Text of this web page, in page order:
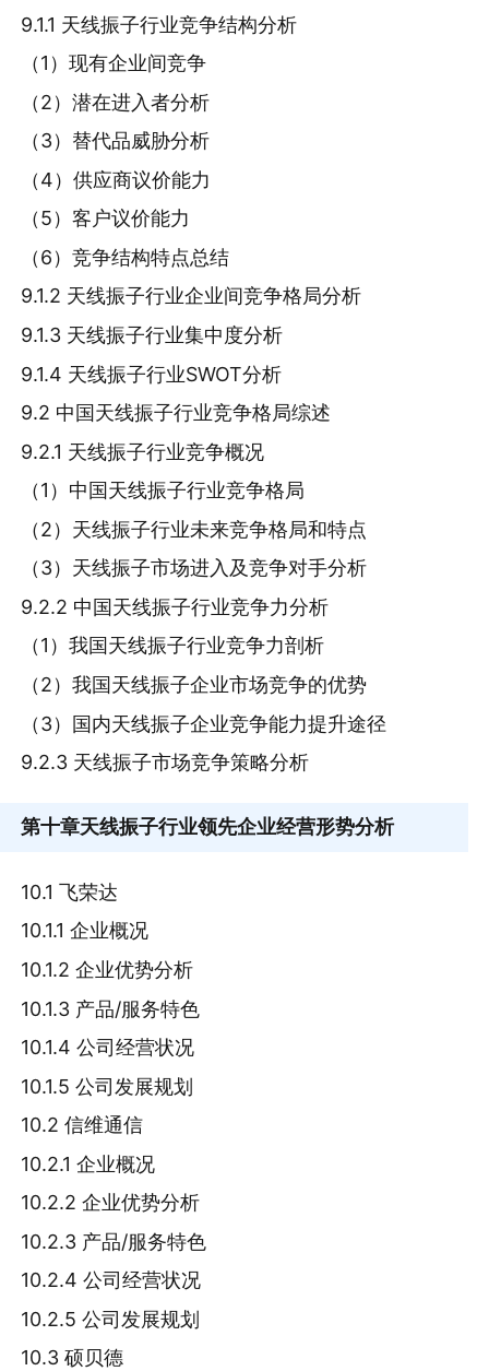
9.1.1 天线振子行业竞争结构分析
（1）现有企业间竞争
（2）潜在进入者分析
（3）替代品威胁分析
（4）供应商议价能力
（5）客户议价能力
（6）竞争结构特点总结
9.1.2 天线振子行业企业间竞争格局分析
9.1.3 天线振子行业集中度分析
9.1.4 天线振子行业SWOT分析
9.2 中国天线振子行业竞争格局综述
9.2.1 天线振子行业竞争概况
（1）中国天线振子行业竞争格局
（2）天线振子行业未来竞争格局和特点
（3）天线振子市场进入及竞争对手分析
9.2.2 中国天线振子行业竞争力分析
（1）我国天线振子行业竞争力剖析
（2）我国天线振子企业市场竞争的优势
（3）国内天线振子企业竞争能力提升途径
9.2.3 天线振子市场竞争策略分析
第十章天线振子行业领先企业经营形势分析
10.1 飞荣达
10.1.1 企业概况
10.1.2 企业优势分析
10.1.3 产品/服务特色
10.1.4 公司经营状况
10.1.5 公司发展规划
10.2 信维通信
10.2.1 企业概况
10.2.2 企业优势分析
10.2.3 产品/服务特色
10.2.4 公司经营状况
10.2.5 公司发展规划
10.3 硕贝德